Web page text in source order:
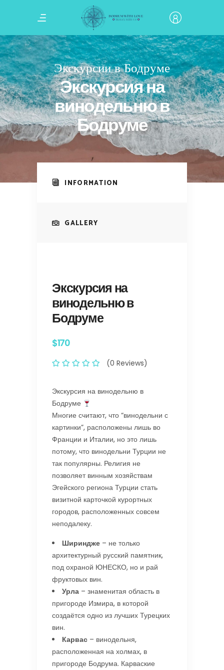
Экскурсии в Бодруме
Экскурсия на
винодельню в
Бодруме
INFORMATION
GALLERY
Экскурсия на
винодельню в
Бодруме
$170
(0 Reviews)
Экскурсия на винодельню в
Бодруме
Многие считают, что “винодельни с
картинки”, расположены лишь во
Франции и Италии, но это лишь
потому, что винодельни Турции не
так популярны. Религия не
позволяет винным хозяйствам
Эгейского региона Турции стать
визитной карточкой курортных
городов, расположенных совсем
неподалеку.
Шириндже – не только
архитектурный русский памятник,
под охраной ЮНЕСКО, но и рай
фруктовых вин.
Урла – знаменитая область в
пригороде Измира, в которой
создаётся одно из лучших Турецких
вин.
Карвас – винодельня,
расположенная на холмах, в
пригороде Бодрума. Карваские